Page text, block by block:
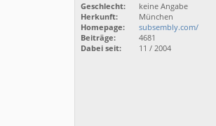
Geschlecht:
keine Angabe
Herkunft:
München
Homepage:
subsembly.com/
Beiträge:
4681
Dabei seit:
11 / 2004